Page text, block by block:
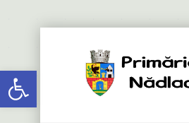
Deschide bara de unelte